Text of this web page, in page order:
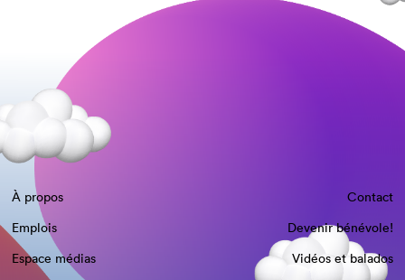
À propos
Contact
Emplois
Devenir bénévole!
Espace médias
Vidéos et balados